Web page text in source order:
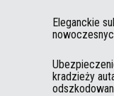
Eleganckie
kradzieży